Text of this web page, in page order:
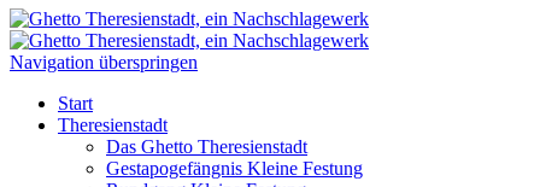
Navigation überspringen
Start
Theresienstadt
Das Ghetto Theresienstadt
Gestapogefängnis Kleine Festung